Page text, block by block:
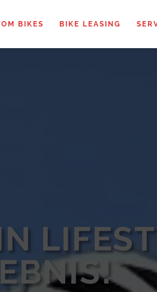
BIKES BIKE LEASING